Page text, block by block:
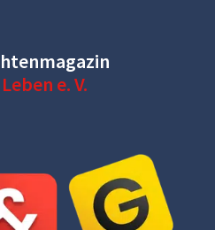
e. V.